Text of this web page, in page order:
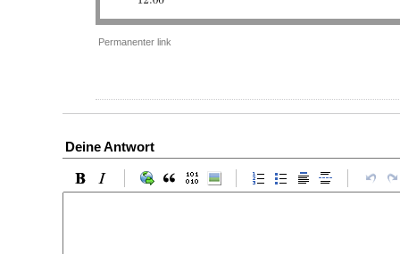
Permanenter link
Deine Antwort